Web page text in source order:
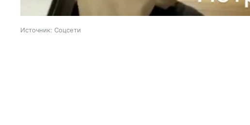
Источник: Соцсети